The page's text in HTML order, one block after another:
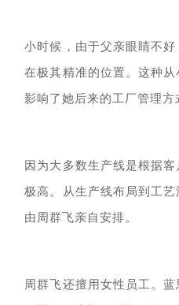
小时候，由于父亲眼睛不好
在极其精准的位置。这种
影响了她后来的工厂管理方
因为大多数生产线是根据
极高。从生产线布局到工
由周群飞亲自安排。
周群飞还擅用女性员工。 蓝